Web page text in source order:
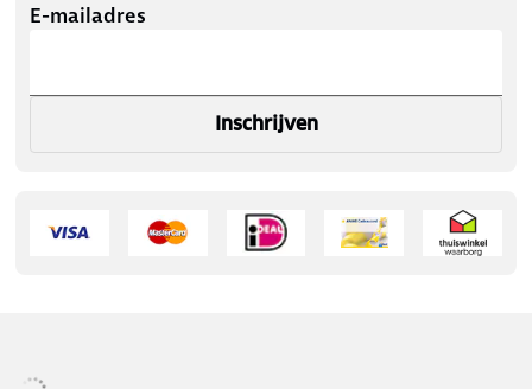
E-mailadres
Inschrijven